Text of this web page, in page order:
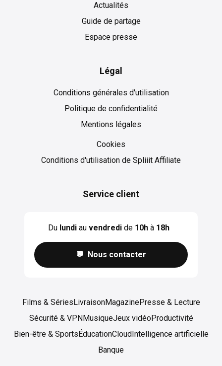
Actualités
Guide de partage
Espace presse
Légal
Conditions générales d'utilisation
Politique de confidentialité
Mentions légales
Cookies
Cookies
Conditions d'utilisation de Spliiit Affiliate
Service client
Du lundiau vendredide 10hà 18h
💬 Nous contacter
Films & Séries LivraisonMagazinePresse & Lecture
Sécurité & VPN MusiqueJeux vidéoProductivité
Bien-être & Sports ÉducationCloud Intelligence artificielle
Banque